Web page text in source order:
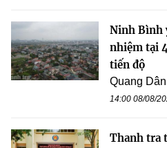
Ninh Bình
nhiệm tại
tiến độ
Quang Dân
14:00 08/08/
Thanh tra